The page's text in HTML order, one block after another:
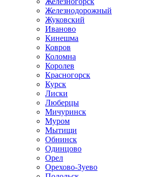
Железнодорожный
Жуковский
Иваново
Кинешма
Ковров
Коломна
Королев
Красногорск
Курск
Лиски
Люберцы
Мичуринск
Муром
Мытищи
Обнинск
Одинцово
Орел
Орехово-Зуево